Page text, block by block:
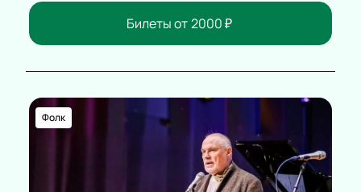
Билеты от 2000₽
Фолк